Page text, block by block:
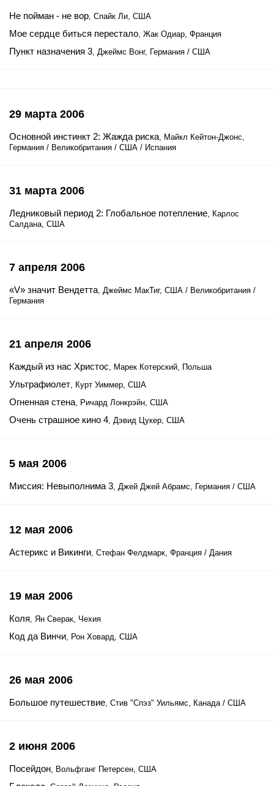
Не пойман - не вор, Спайк Ли, США
Мое сердце биться перестало, Жак Одиар, Франция
Пункт назначения 3, Джеймс Вонг, Германия / США
29 марта 2006
Основной инстинкт 2: Жажда риска, Майкл Кейтон-Джонс,
Германия / Великобритания / США / Испания
31 марта 2006
Ледниковый период 2: Глобальное потепление, Карлос
Салдана, США
7 апреля 2006
«V» значит Вендетта, Джеймс МакТиг, США / Великобритания /
Германия
21 апреля 2006
Каждый из нас Христос, Марек Котерский, Польша
Ультрафиолет, Курт Уиммер, США
Огненная стена, Ричард Лонкрэйн, США
Очень страшное кино 4, Дэвид Цукер, США
5 мая 2006
Миссия: Невыполнима 3, Джей Джей Абрамс, Германия / США
12 мая 2006
Астерикс и Викинги, Стефан Фелдмарк, Франция / Дания
19 мая 2006
Коля, Ян Сверак, Чехия
Код да Винчи, Рон Ховард, США
26 мая 2006
Большое путешествие, Стив "Спэз" Уильямс, Канада / США
2 июня 2006
Посейдон, Вольфганг Петерсен, США